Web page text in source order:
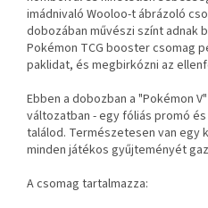
imádnivaló Wooloo-t ábrázoló
dobozában művészi színt adnak
Pokémon TCG booster csomag
paklidat, és megbirkózni az
Ebben a dobozban a "Pokémon
változatban - egy fóliás promó
találod. Természetesen van egy
minden játékos gyűjteményét
A csomag tartalmazza: